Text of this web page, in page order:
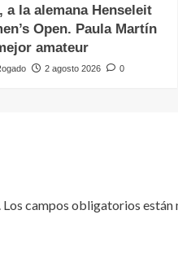
a la alemana Henseleit
Open. Paula Martín
amateur
2 agosto 2026 0
Los campos obligatorios están